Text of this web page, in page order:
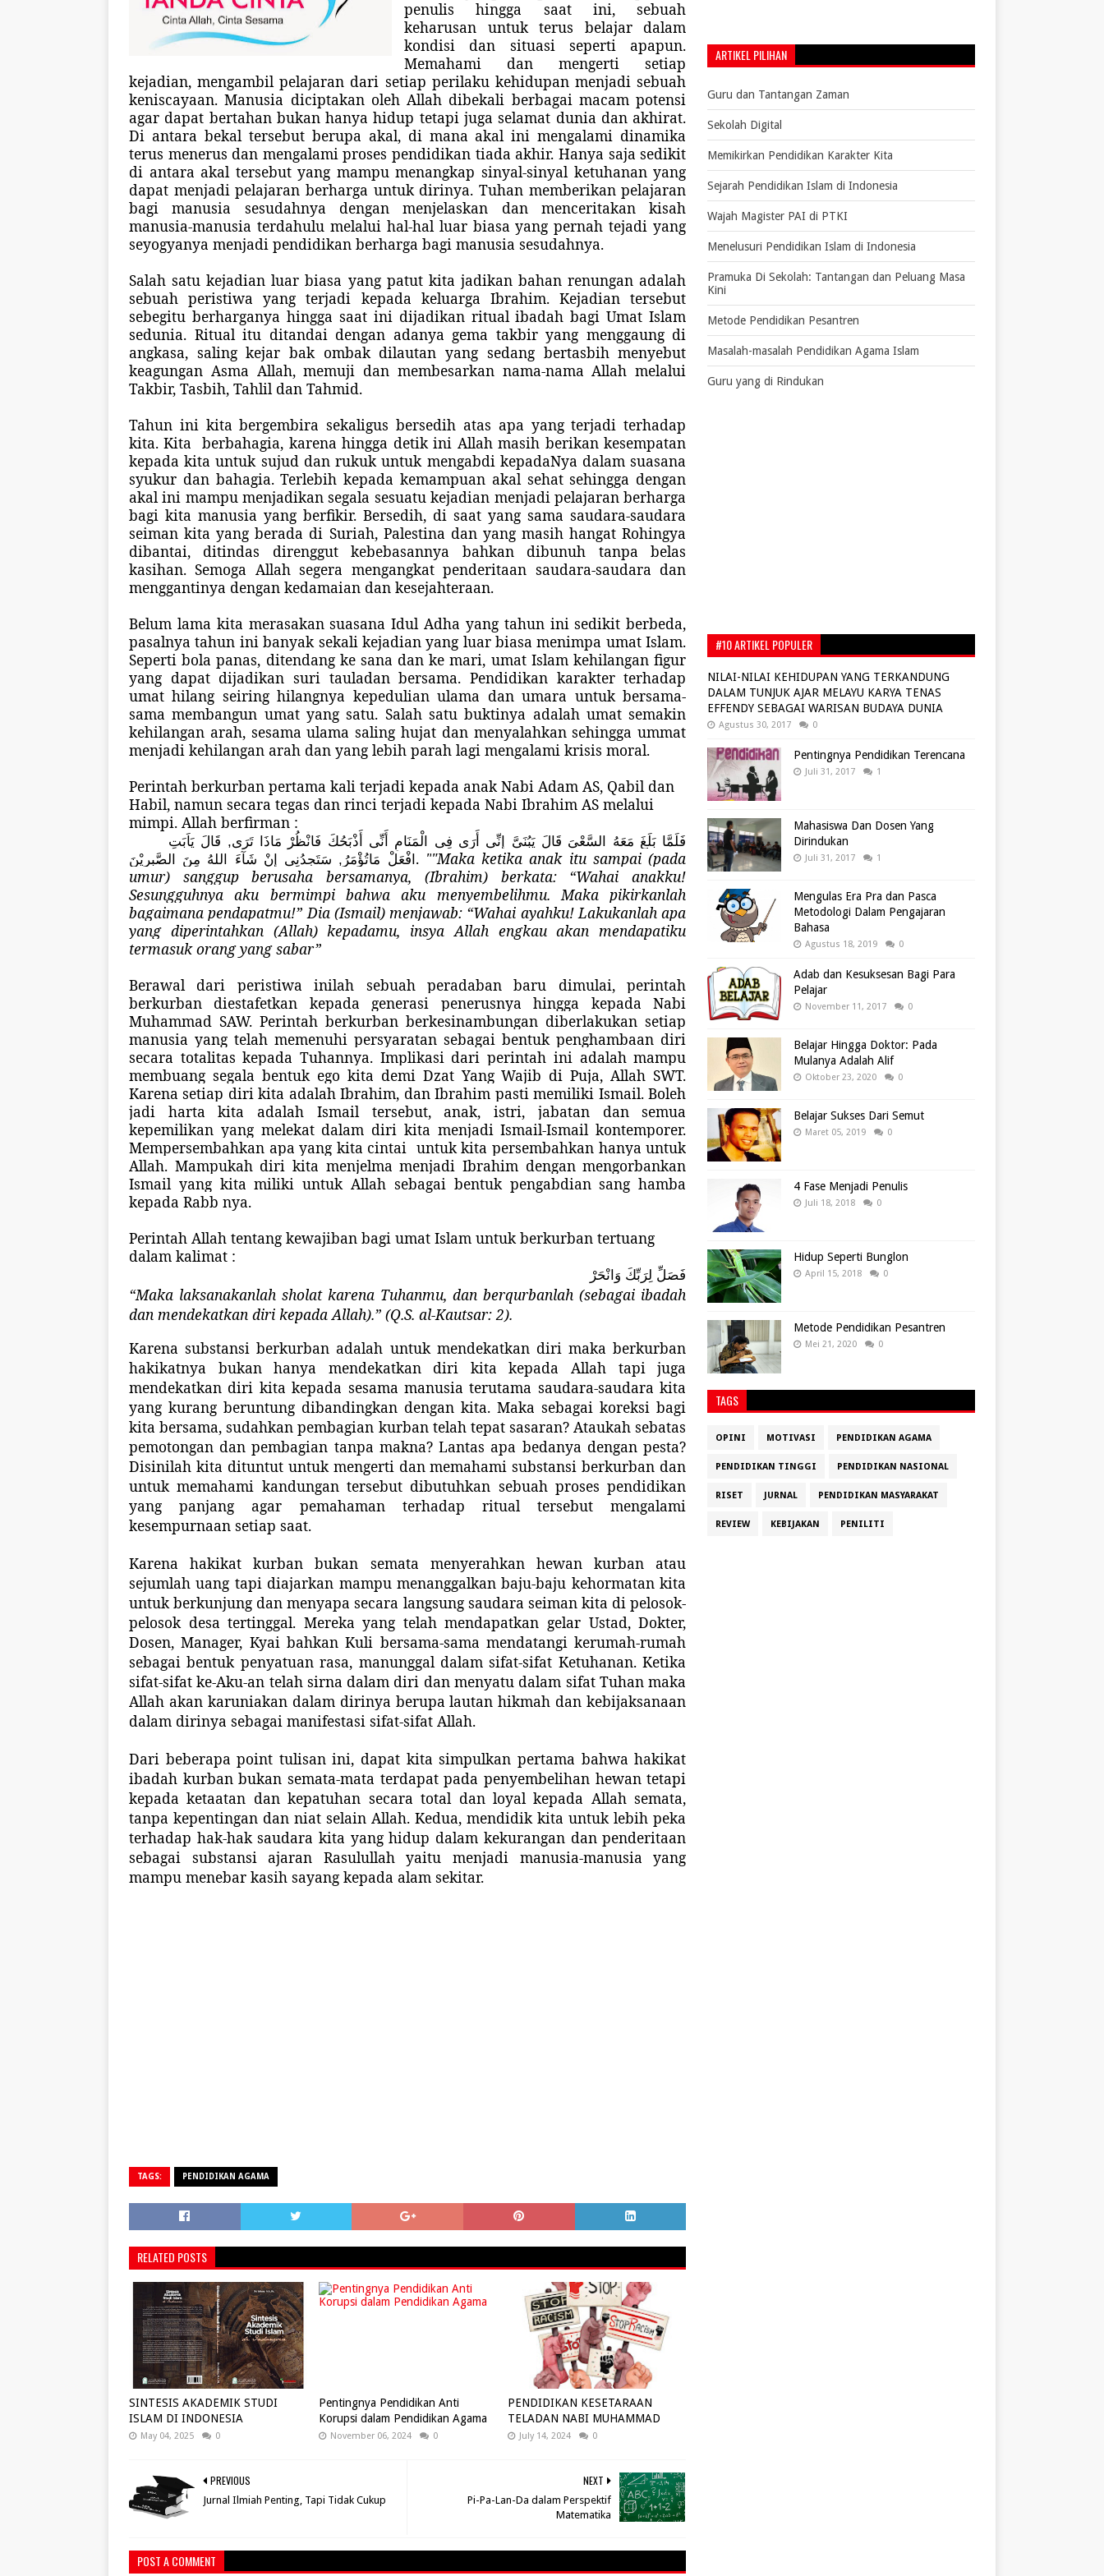
penulis hingga saat ini, sebuah
keharusan untuk terus belajar dalam
kondisi dan situasi seperti apapun.
Memahami dan mengerti setiap
kejadian, mengambil pelajaran dari setiap perilaku kehidupan menjadi sebuah
keniscayaan. Manusia diciptakan oleh Allah dibekali berbagai macam potensi
agar dapat bertahan bukan hanya hidup tetapi juga selamat dunia dan akhirat.
Di antara bekal tersebut berupa akal, di mana akal ini mengalami dinamika
terus menerus dan mengalami proses pendidikan tiada akhir. Hanya saja sedikit
di antara akal tersebut yang mampu menangkap sinyal-sinyal ketuhanan yang
dapat menjadi pelajaran berharga untuk dirinya. Tuhan memberikan pelajaran
bagi manusia sesudahnya dengan menjelaskan dan menceritakan kisah
manusia-manusia terdahulu melalui hal-hal luar biasa yang pernah tejadi yang
seyogyanya menjadi pendidikan berharga bagi manusia sesudahnya.
Salah satu kejadian luar biasa yang patut kita jadikan bahan renungan adalah
sebuah peristiwa yang terjadi kepada keluarga Ibrahim. Kejadian tersebut
sebegitu berharganya hingga saat ini dijadikan ritual ibadah bagi Umat Islam
sedunia. Ritual itu ditandai dengan adanya gema takbir yang menggaung di
angkasa, saling kejar bak ombak dilautan yang sedang bertasbih menyebut
keagungan Asma Allah, memuji dan membesarkan nama-nama Allah melalui
Takbir, Tasbih, Tahlil dan Tahmid.
Tahun ini kita bergembira sekaligus bersedih atas apa yang terjadi terhadap
kita. Kita
berbahagia, karena hingga detik ini Allah masih berikan kesempatan
kepada kita untuk sujud dan rukuk untuk mengabdi kepadaNya dalam suasana
syukur dan bahagia. Terlebih kepada kemampuan akal sehat sehingga dengan
akal ini mampu menjadikan segala sesuatu kejadian menjadi pelajaran berharga
bagi kita manusia yang berfikir. Bersedih, di saat yang sama saudara-saudara
seiman kita yang berada di Suriah, Palestina dan yang masih hangat Rohingya
dibantai, ditindas direnggut kebebasannya bahkan dibunuh tanpa belas
kasihan. Semoga Allah segera mengangkat penderitaan saudara-saudara dan
menggantinya dengan kedamaian dan kesejahteraan.
Belum lama kita merasakan suasana Idul Adha yang tahun ini sedikit berbeda,
pasalnya tahun ini banyak sekali kejadian yang luar biasa menimpa umat Islam.
Seperti bola panas, ditendang ke sana dan ke mari, umat Islam kehilangan figur
yang dapat dijadikan suri tauladan bersama. Pendidikan karakter terhadap
umat hilang seiring hilangnya kepedulian ulama dan umara untuk bersama-
sama membangun umat yang satu. Salah satu buktinya adalah umat semakin
kehilangan arah, sesama ulama saling hujat dan menyalahkan sehingga ummat
menjadi kehilangan arah dan yang lebih parah lagi mengalami krisis moral.
Perintah berkurban pertama kali terjadi kepada anak Nabi Adam AS, Qabil dan
Habil, namun secara tegas dan rinci terjadi kepada Nabi Ibrahim AS melalui
mimpi. Allah berfirman :
فَلَمَّا بَلَغَ مَعَهُ السَّعْىَ قَالَ يَبُنَىَّ إِنِّى أَرَى فِى الْمَنَامِ أَنِّى أَذْبَحُكَ فَانْظُرْ مَاذَا تَرَى, قَالَ يَاَبَتِ
افْعَلْ مَاتُؤْمَرُ, سَتَجِدُنِى إِنْ شَآءَ اللهُ مِنَ الصَّبِرِيْنَ .""Maka ketika anak itu sampai (pada
umur) sanggup berusaha bersamanya, (Ibrahim) berkata: “Wahai anakku!
Sesungguhnya aku bermimpi bahwa aku menyembelihmu. Maka pikirkanlah
bagaimana pendapatmu!” Dia (Ismail) menjawab: “Wahai ayahku! Lakukanlah apa
yang diperintahkan (Allah) kepadamu, insya Allah engkau akan mendapatiku
termasuk orang yang sabar”
Berawal dari peristiwa inilah sebuah peradaban baru dimulai, perintah
berkurban diestafetkan kepada generasi penerusnya hingga kepada Nabi
Muhammad SAW. Perintah berkurban berkesinambungan diberlakukan setiap
manusia yang telah memenuhi persyaratan sebagai bentuk penghambaan diri
secara totalitas kepada Tuhannya. Implikasi dari perintah ini adalah mampu
membuang segala bentuk ego kita demi Dzat Yang Wajib di Puja, Allah SWT.
Karena setiap diri kita adalah Ibrahim, dan Ibrahim pasti memiliki Ismail. Boleh
jadi harta kita adalah Ismail tersebut, anak, istri, jabatan dan semua
kepemilikan yang melekat dalam diri kita menjadi Ismail-Ismail kontemporer.
Mempersembahkan apa yang kita cintai untuk kita persembahkan hanya untuk
Allah. Mampukah diri kita menjelma menjadi Ibrahim dengan mengorbankan
Ismail yang kita miliki untuk Allah sebagai bentuk pengabdian sang hamba
kepada Rabb nya.
Perintah Allah tentang kewajiban bagi umat Islam untuk berkurban tertuang
dalam kalimat :
فَصَلِّ لِرَبِّكَ وَانْحَرْ
“Maka laksanakanlah sholat karena Tuhanmu, dan berqurbanlah (sebagai ibadah
dan mendekatkan diri kepada Allah).” (Q.S. al-Kautsar: 2).
Karena substansi berkurban adalah untuk mendekatkan diri maka berkurban
hakikatnya bukan hanya mendekatkan diri kita kepada Allah tapi juga
mendekatkan diri kita kepada sesama manusia terutama saudara-saudara kita
yang kurang beruntung dibandingkan dengan kita. Maka sebagai koreksi bagi
kita bersama, sudahkan pembagian kurban telah tepat sasaran? Ataukah sebatas
pemotongan dan pembagian tanpa makna? Lantas apa bedanya dengan pesta?
Disinilah kita dituntut untuk mengerti dan memahami substansi berkurban dan
untuk memahami kandungan tersebut dibutuhkan sebuah proses pendidikan
yang panjang agar pemahaman terhadap ritual tersebut mengalami
kesempurnaan setiap saat.
Karena hakikat kurban bukan semata menyerahkan hewan kurban atau
sejumlah uang tapi diajarkan mampu menanggalkan baju-baju kehormatan kita
untuk berkunjung dan menyapa secara langsung saudara seiman kita di pelosok-
pelosok desa tertinggal. Mereka yang telah mendapatkan gelar Ustad, Dokter,
Dosen, Manager, Kyai bahkan Kuli bersama-sama mendatangi kerumah-rumah
sebagai bentuk penyatuan rasa, manunggal dalam sifat-sifat Ketuhanan. Ketika
sifat-sifat ke-Aku-an telah sirna dalam diri dan menyatu dalam sifat Tuhan maka
Allah akan karuniakan dalam dirinya berupa lautan hikmah dan kebijaksanaan
dalam dirinya sebagai manifestasi sifat-sifat Allah.
Dari beberapa point tulisan ini, dapat kita simpulkan pertama bahwa hakikat
ibadah kurban bukan semata-mata terdapat pada penyembelihan hewan tetapi
kepada ketaatan dan kepatuhan secara total dan loyal kepada Allah semata,
tanpa kepentingan dan niat selain Allah. Kedua, mendidik kita untuk lebih peka
terhadap hak-hak saudara kita yang hidup dalam kekurangan dan penderitaan
sebagai substansi ajaran Rasulullah yaitu menjadi manusia-manusia yang
mampu menebar kasih sayang kepada alam sekitar.
TAGS: PENDIDIKAN AGAMA
RELATED POSTS
SINTESIS AKADEMIK STUDI
ISLAM DI INDONESIA
May 04, 2025 0
Pentingnya Pendidikan Anti
Korupsi dalam Pendidikan Agama
November 06, 2024 0
PENDIDIKAN KESETARAAN
TELADAN NABI MUHAMMAD
July 14, 2024 0
NEXT
Pi-Pa-Lan-Da dalam Perspektif
Matematika
PREVIOUS
Jurnal Ilmiah Penting, Tapi Tidak Cukup
POST A COMMENT
ARTIKEL PILIHAN
Guru dan Tantangan Zaman
Sekolah Digital
Memikirkan Pendidikan Karakter Kita
Sejarah Pendidikan Islam di Indonesia
Wajah Magister PAI di PTKI
Menelusuri Pendidikan Islam di Indonesia
Pramuka Di Sekolah: Tantangan dan Peluang Masa
Kini
Metode Pendidikan Pesantren
Masalah-masalah Pendidikan Agama Islam
Guru yang di Rindukan
#10 ARTIKEL POPULER
NILAI-NILAI KEHIDUPAN YANG TERKANDUNG
DALAM TUNJUK AJAR MELAYU KARYA TENAS
EFFENDY SEBAGAI WARISAN BUDAYA DUNIA
Agustus 30, 2017 0
Pentingnya Pendidikan Terencana
Juli 31, 2017 1
Mahasiswa Dan Dosen Yang
Dirindukan
Juli 31, 2017 1
Mengulas Era Pra dan Pasca
Metodologi Dalam Pengajaran
Bahasa
Agustus 18, 2019 0
Adab dan Kesuksesan Bagi Para
Pelajar
November 11, 2017 0
Belajar Hingga Doktor: Pada
Mulanya Adalah Alif
Oktober 23, 2020 0
Belajar Sukses Dari Semut
Maret 05, 2019 0
4 Fase Menjadi Penulis
Juli 18, 2018 0
Hidup Seperti Bunglon
April 15, 2018 0
Metode Pendidikan Pesantren
Mei 21, 2020 0
TAGS
OPINI MOTIVASI PENDIDIKAN AGAMA
PENDIDIKAN TINGGI PENDIDIKAN NASIONAL
RISET JURNAL PENDIDIKAN MASYARAKAT
REVIEW KEBIJAKAN PENILITI